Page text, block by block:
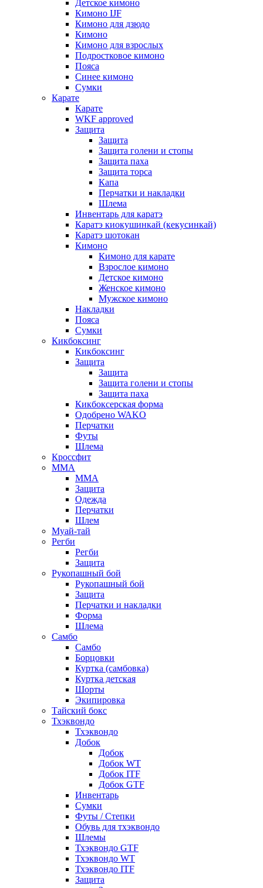
Детское кимоно
Кимоно IJF
Кимоно для дзюдо
Кимоно
Кимоно для взрослых
Подростковое кимоно
Пояса
Синее кимоно
Сумки
Карате
Карате
WKF approved
Защита
Защита
Защита голени и стопы
Защита паха
Защита торса
Капа
Перчатки и накладки
Шлема
Инвентарь для каратэ
Каратэ киокушинкай (кекусинкай)
Каратэ шотокан
Кимоно
Кимоно для карате
Взрослое кимоно
Детское кимоно
Женское кимоно
Мужское кимоно
Накладки
Пояса
Сумки
Кикбоксинг
Кикбоксинг
Защита
Защита
Защита голени и стопы
Защита паха
Кикбоксерская форма
Одобрено WAKO
Перчатки
Футы
Шлема
Кроссфит
ММА
ММА
Защита
Одежда
Перчатки
Шлем
Муай-тай
Регби
Регби
Защита
Рукопашный бой
Рукопашный бой
Защита
Перчатки и накладки
Форма
Шлема
Самбо
Самбо
Борцовки
Куртка (самбовка)
Куртка детская
Шорты
Экипировка
Тайский бокс
Тхэквондо
Тхэквондо
Добок
Добок
Добок WT
Добок ITF
Добок GTF
Инвентарь
Сумки
Футы / Степки
Обувь для тхэквондо
Шлемы
Тхэквондо GTF
Тхэквондо WT
Тхэквондо ITF
Защита